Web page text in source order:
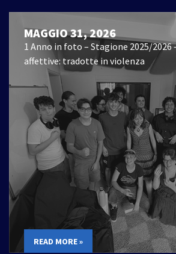
MAGGIO 31, 2026
1 Anno in foto – Stagione 2025/2026
affettive: tradotte in violenza
READ MORE »